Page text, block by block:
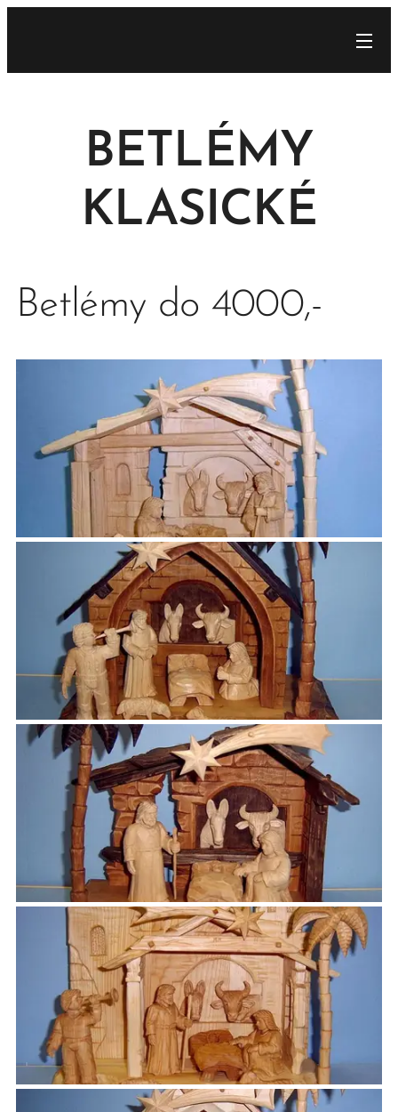
BETLÉMY
KLASICKÉ
Betlémy do 4000,-